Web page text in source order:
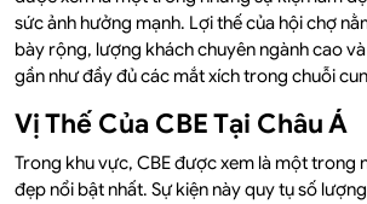
sức ảnh hưởng mạnh. Lợi thế của hội chợ
bày rộng, lượng khách chuyên ngành cao
gần như đầy đủ các mắt xích trong chuỗi
Vị Thế Của CBE Tại Châu Á
Trong khu vực, CBE được xem là một trong
đẹp nổi bật nhất. Sự kiện này quy tụ số